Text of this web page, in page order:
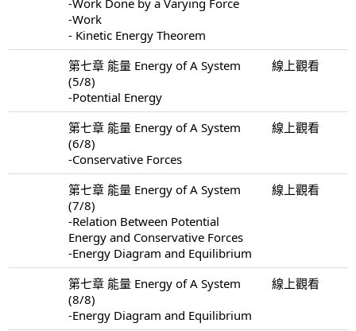
-Work
- Kinetic Energy Theorem
第七章 能量 Energy of A System
(5/8)
-Potential Energy
線上觀看
第七章 能量 Energy of A System
(6/8)
-Conservative Forces
線上觀看
第七章 能量 Energy of A System
(7/8)
-Relation Between Potential
Energy and Conservative Forces
-Energy Diagram and Equilibrium
線上觀看
第七章 能量 Energy of A System
(8/8)
-Energy Diagram and Equilibrium
線上觀看